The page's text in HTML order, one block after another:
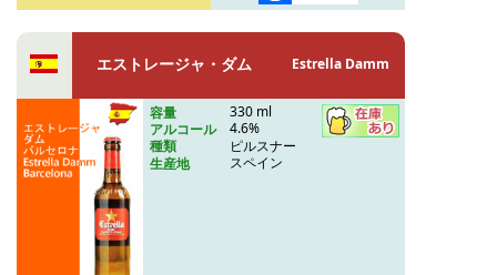
エストレージャ・ダム Estrella Damm
容量
330 ml
アルコール
4.6%
種類
ピルスナー
生産地
スペイン